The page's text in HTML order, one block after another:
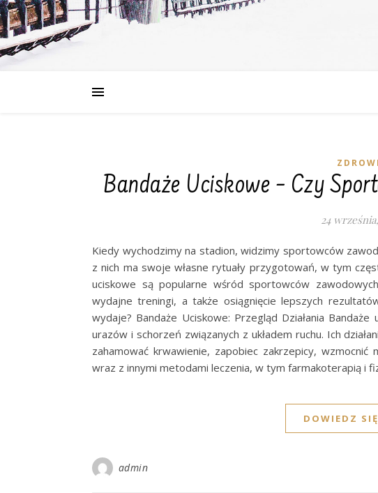
Bandaże Uciskowe – Czy
24
Kiedy wychodzimy na stadion, widzimy sportowców
z nich ma swoje własne rytuały przygotowań, w tym
uciskowe są popularne wśród sportowców
wydajne treningi, a także osiągnięcie lepszych
wydaje? Bandaże Uciskowe: Przegląd Działania
urazów i schorzeń związanych z układem ruchu. Ich
zahamować krwawienie, zapobiec zakrzepicy,
wraz z innymi metodami leczenia, w tym farmakoterapią i
DOWIEDZ SIĘ
admin